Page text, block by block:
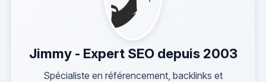
Jimmy - Expert SEO depuis 2003
Spécialiste en référencement, backlinks et